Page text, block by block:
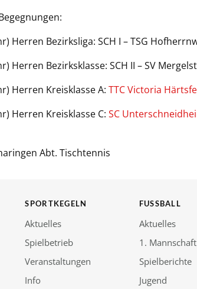
Herren Bezirksliga: SCH I – TSG
Herren Bezirksklasse: SCH II – SV
Herren Kreisklasse A: TTC Victoria
Herren Kreisklasse C: SC
Abt. Tischtennis
SPORTKEGELN
Aktuelles
Spielbetrieb
Veranstaltungen
Info
FUSSBALL
Aktuelles
1. Mannschaft
Spielberichte
Jugend